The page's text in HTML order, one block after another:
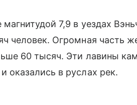
7,9 в уездах
человек. Огромная часть
60 тысяч. Эти лавины
оказались в руслах рек.